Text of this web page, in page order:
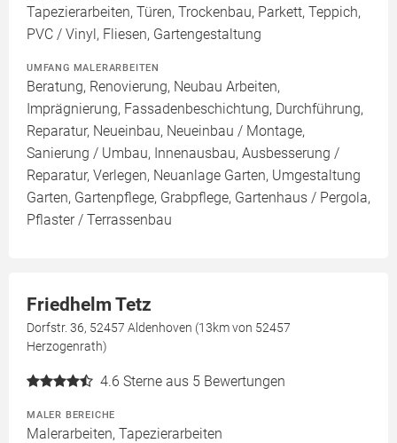
Tapezierarbeiten, Türen, Trockenbau, Parkett, Teppich,
PVC / Vinyl, Fliesen, Gartengestaltung
UMFANG MALERARBEITEN
Beratung, Renovierung, Neubau Arbeiten,
Imprägnierung, Fassadenbeschichtung, Durchführung,
Reparatur, Neueinbau, Neueinbau / Montage,
Sanierung / Umbau, Innenausbau, Ausbesserung /
Reparatur, Verlegen, Neuanlage Garten, Umgestaltung
Garten, Gartenpflege, Grabpflege, Gartenhaus / Pergola,
Pflaster / Terrassenbau
Friedhelm Tetz
Dorfstr. 36, 52457 Aldenhoven (13km von 52457
Herzogenrath)
4.6 Sterne aus 5 Bewertungen
MALER BEREICHE
Malerarbeiten, Tapezierarbeiten